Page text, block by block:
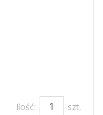
Ilość:
szt.